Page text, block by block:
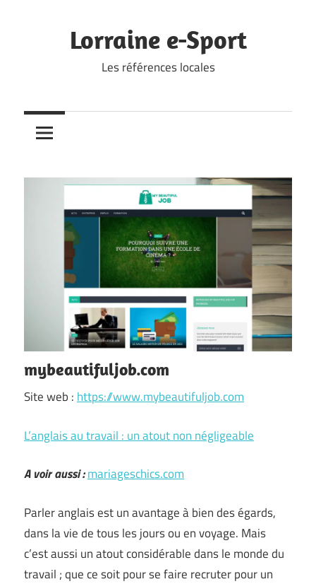
Lorraine e-Sport
Les références locales
mybeautifuljob.com
Site web : https://www.mybeautifuljob.com
L’anglais au travail : un atout non négligeable
A voir aussi :mariageschics.com
Parler anglais est un avantage à bien des égards,
dans la vie de tous les jours ou en voyage. Mais
c’est aussi un atout considérable dans le monde du
travail ; que ce soit pour se faire recruter pour un